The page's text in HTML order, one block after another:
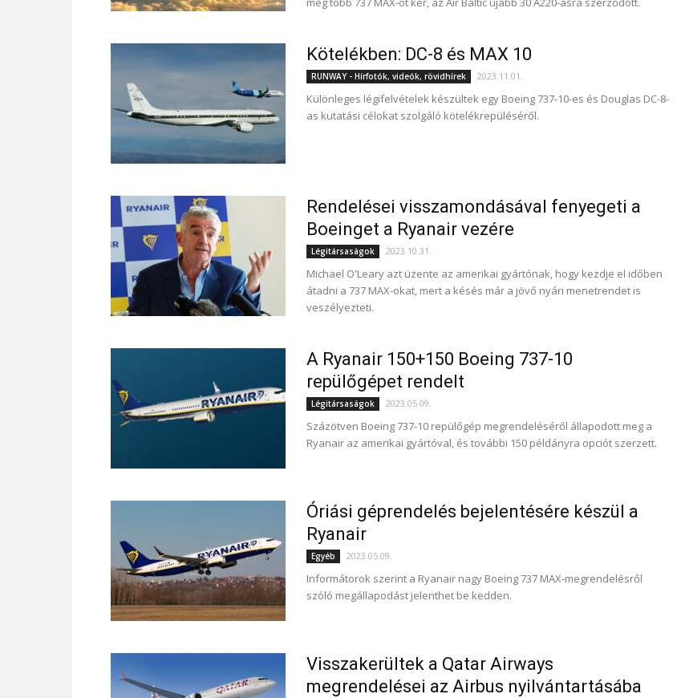
Kötelékben: DC-8 és MAX 10
RUNWAY - Hírfotók, videók, rövidhírek 2023.11.01.
Különleges légifelvételek készültek egy Boeing 737-10-es és Douglas DC-8-
as kutatási célokat szolgáló kötelékrepüléséről.
Rendelései visszamondásával fenyegeti a
Boeinget a Ryanair vezére
Légitársaságok 2023.10.31.
Michael O'Leary azt üzente az amerikai gyártónak, hogy kezdje el időben
átadni a 737 MAX-okat, mert a késés már a jövő nyári menetrendet is
veszélyezteti.
A Ryanair 150+150 Boeing 737-10
repülőgépet rendelt
Légitársaságok 2023.05.09.
Százötven Boeing 737-10 repülőgép megrendeléséről állapodott meg a
Ryanair az amerikai gyártóval, és további 150 példányra opciót szerzett.
Óriási géprendelés bejelentésére készül a
Ryanair
Egyéb 2023.05.09.
Informátorok szerint a Ryanair nagy Boeing 737 MAX-megrendelésről
szóló megállapodást jelenthet be kedden.
Visszakerültek a Qatar Airways
megrendelései az Airbus nyilvántartásába